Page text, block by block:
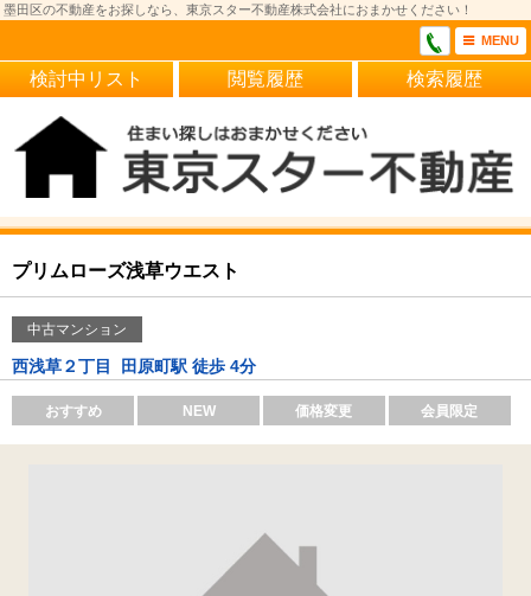
墨田区の不動産をお探しなら、東京スター不動産株式会社におまかせください！
MENU
検討中リスト 閲覧履歴 検索履歴
プリムローズ浅草ウエスト
中古マンション
西浅草２丁目 田原町駅 徒歩 4分
おすすめ NEW 価格変更 会員限定